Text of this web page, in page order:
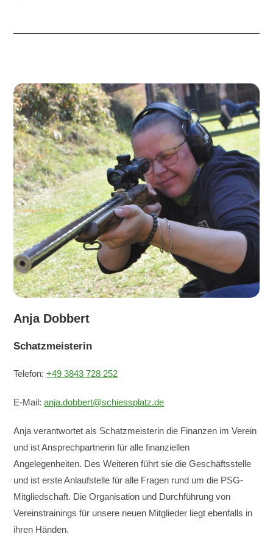
Anja Dobbert
Schatzmeisterin
Telefon:+49 3843 728 252
E-Mail:anja.dobbert@schiessplatz.de
Anja verantwortet als Schatzmeisterin die Finanzen im Verein
und ist Ansprechpartnerin für alle finanziellen
Angelegenheiten. Des Weiteren führt sie die Geschäftsstelle
und ist erste Anlaufstelle für alle Fragen rund um die PSG-
Mitgliedschaft. Die Organisation und Durchführung von
Vereinstrainings für unsere neuen Mitglieder liegt ebenfalls in
ihren Händen.